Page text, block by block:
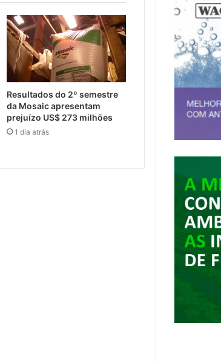
Resultados do 2º semestre
da Mosaic apresentam
prejuízo US$ 273 milhões
1 dia atrás